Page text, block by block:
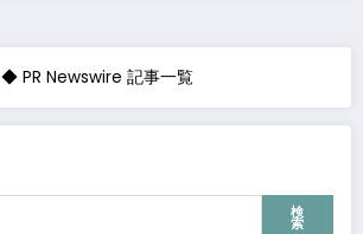
◆ PR Newswire 記事一覧
検
索